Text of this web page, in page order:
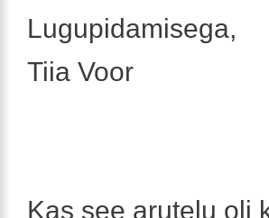
Lugupidamisega,
Tiia Voor
Kas see arutelu oli